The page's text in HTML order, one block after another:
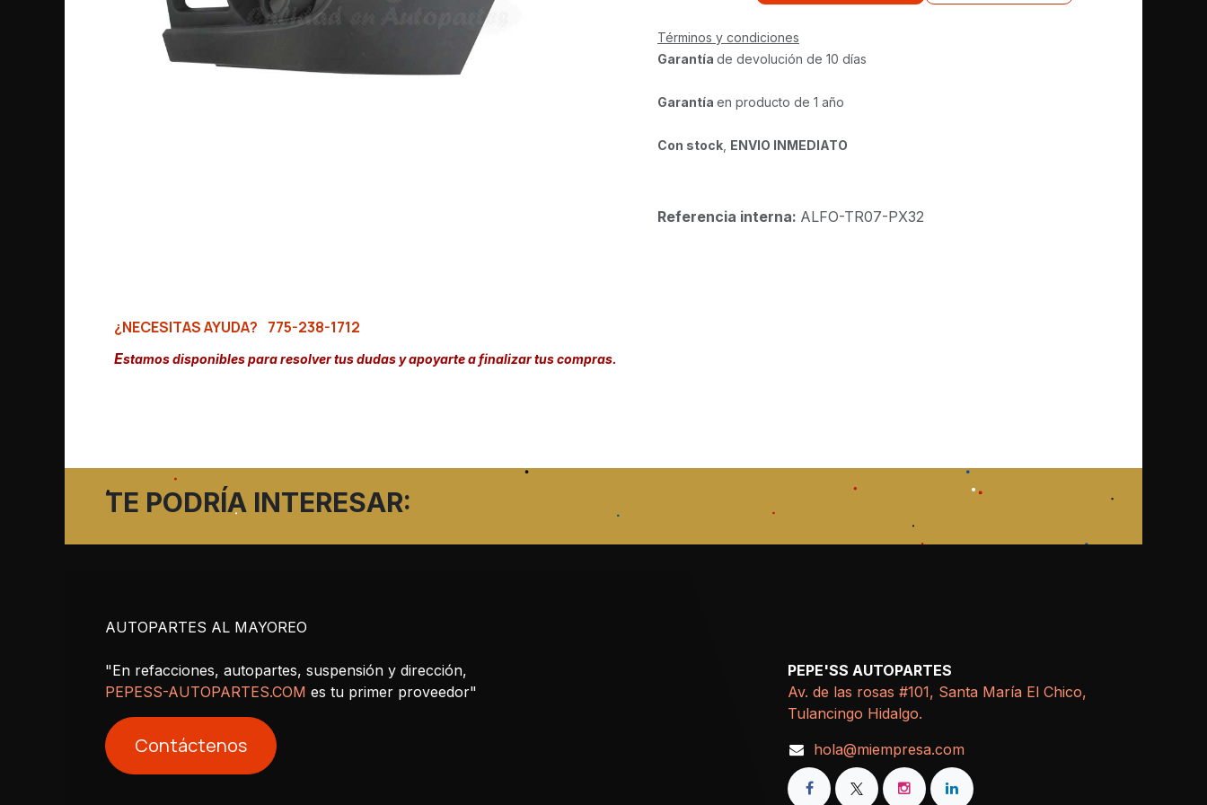
Términos y condiciones
Garantía de devolución de 10 días
Garantía en producto de 1 año
Con stock ENVIO INMEDIATO
Referencia interna: ALFO-TR07-PX32
¿NECESITAS AYUDA? 775-238-1712
Estamos disponibles para resolver tus dudas y apoyarte a finalizar tus compras.
TE PODRÍA INTERESAR:
AUTOPARTES AL MAYOREO
"En refacciones, autopartes, suspensión y dirección,
PEPESS-AUTOPARTES.COM es tu primer proveedor"
Contáctenos
PEPE'SS AUTOPARTES
Av. de las rosas #101, Santa María El Chico,
Tulancingo Hidalgo.
hola@miempresa.com